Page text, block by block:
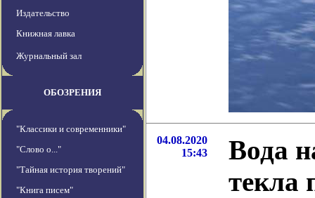
Издательство
Книжная лавка
Журнальный зал
ОБОЗРЕНИЯ
"Классики и современники"
"Слово о..."
"Тайная история творений"
"Книга писем"
04.08.2020
15:43
Вода
текла